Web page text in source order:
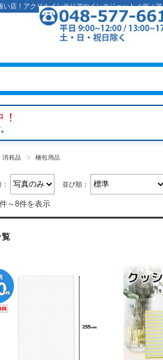
店！アクリルインテリアやインクジェットメディ
消耗品 梱包用品
並び順：
～8件を表示